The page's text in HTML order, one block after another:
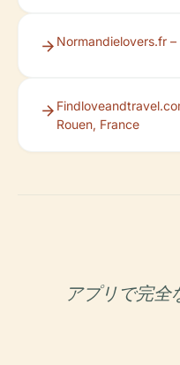
Normandielovers.fr
Rouen, France
アプリで完全